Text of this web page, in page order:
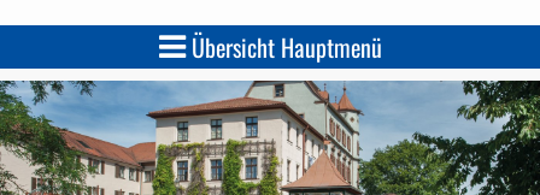
Übersicht Hauptmenü